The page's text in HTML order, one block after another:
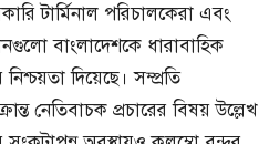
টার্মিনাল পরিচালকেরা এবং
বাংলাদেশকে ধারাবাহিক
দিয়েছে। সম্প্রতি
নেতিবাচক প্রচারের বিষয় উল্লেখ